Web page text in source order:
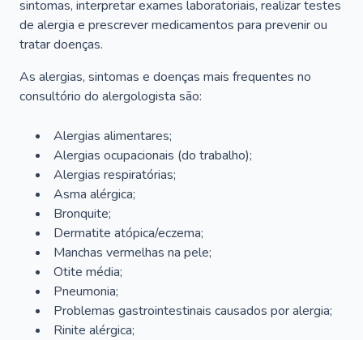
sintomas, interpretar exames laboratoriais, realizar testes
de alergia e prescrever medicamentos para prevenir ou
tratar doenças.
As alergias, sintomas e doenças mais frequentes no
consultório do alergologista são:
Alergias alimentares;
Alergias ocupacionais (do trabalho);
Alergias respiratórias;
Asma alérgica;
Bronquite;
Dermatite atópica/eczema;
Manchas vermelhas na pele;
Otite média;
Pneumonia;
Problemas gastrointestinais causados por alergia;
Rinite alérgica;